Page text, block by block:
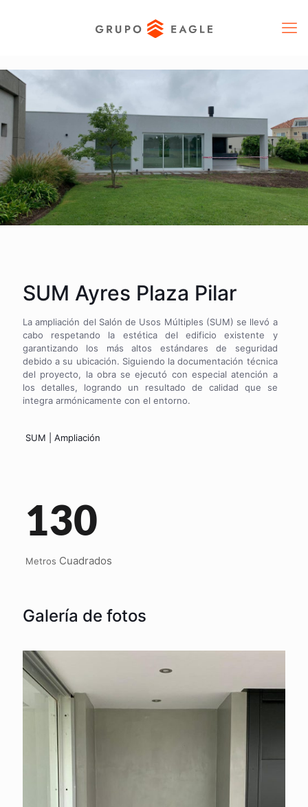
SUM Ayres Plaza Pilar
La ampliación del Salón de Usos Múltiples (SUM) se llevó a
cabo respetando la estética del edificio existente y
garantizando los más altos estándares de seguridad
debido a su ubicación. Siguiendo la documentación técnica
del proyecto, la obra se ejecutó con especial atención a
los detalles, logrando un resultado de calidad que se
integra armónicamente con el entorno.
SUM | Ampliación
130
Metros Cuadrados
Galería de fotos